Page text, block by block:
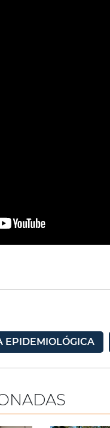
EPIDEMIOLÓGICA